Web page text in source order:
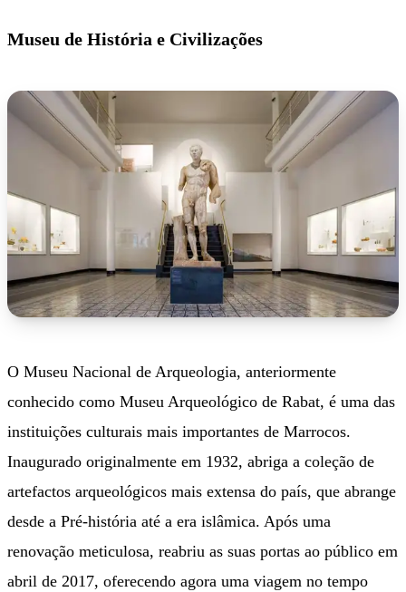
Museu de História e Civilizações
O Museu Nacional de Arqueologia, anteriormente
conhecido como Museu Arqueológico de Rabat, é uma das
instituições culturais mais importantes de Marrocos.
Inaugurado originalmente em 1932, abriga a coleção de
artefactos arqueológicos mais extensa do país, que abrange
desde a Pré-história até a era islâmica. Após uma
renovação meticulosa, reabriu as suas portas ao público em
abril de 2017, oferecendo agora uma viagem no tempo